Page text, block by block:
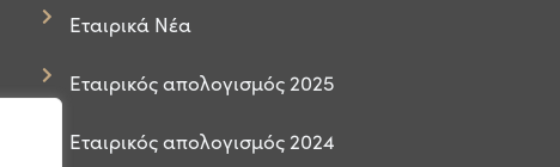
Εταιρικά Νέα
Εταιρικός απολογισμός 2025
Εταιρικός απολογισμός 2024